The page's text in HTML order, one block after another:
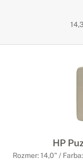
HP
Rozmer: 14,0" /